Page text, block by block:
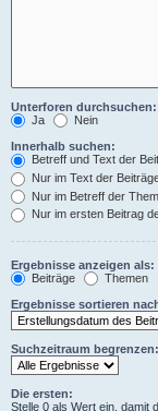
Unterforen durchsuchen:
Ja
Nein
Innerhalb suchen:
Betreff und Text der
Nur im Text der
Nur im Betreff der
Nur im ersten Beitrag
Ergebnisse anzeigen als:
Beiträge
Themen
Ergebnisse sortieren
Suchzeitraum begrenzen:
Die ersten:
Stelle 0 als Wert ein, damit